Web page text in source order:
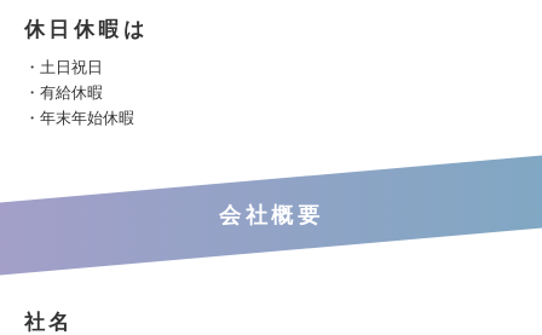
休日休暇は
・土日祝日
・有給休暇
・年末年始休暇
会社概要
社名